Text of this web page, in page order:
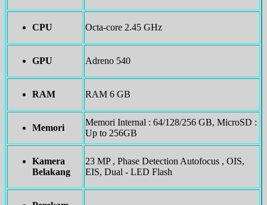
CPU Octa-core 2.45 GHz
GPU Adreno 540
RAM RAM 6 GB
Memori
Memori Internal : 64/128/256 GB, MicroSD :
Up to 256GB
Kamera
Belakang
23 MP , Phase Detection Autofocus , OIS,
EIS, Dual - LED Flash